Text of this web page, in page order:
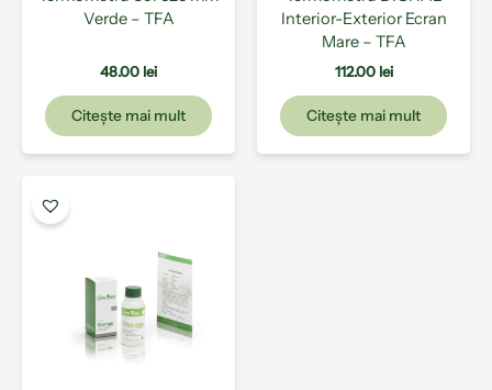
Verde – TFA
48.00 lei
Citește mai mult
Interior-Exterior Ecran
Mare – TFA
112.00 lei
Citește mai mult